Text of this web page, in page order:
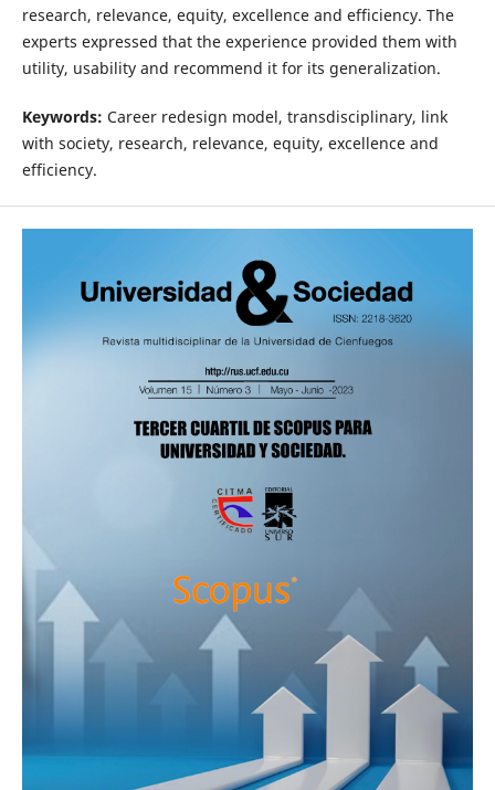
research, relevance, equity, excellence and efficiency. The
experts expressed that the experience provided them with
utility, usability and recommend it for its generalization.
Keywords: Career redesign model, transdisciplinary, link
with society, research, relevance, equity, excellence and
efficiency.